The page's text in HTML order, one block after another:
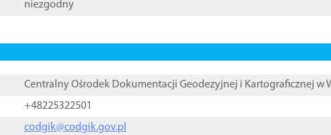
niezgodny
Centralny Ośrodek Dokumentacji Geodezyjnej i Kartograficznej w
+48225322501
codgik@codgik.gov.pl